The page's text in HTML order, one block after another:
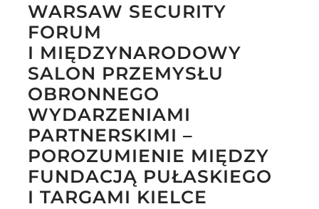
KARIERA
KONTAKT
Szukaj
WARSAW SECURITY
FORUM
I MIĘDZYNARODOWY
SALON PRZEMYSŁU
OBRONNEGO
WYDARZENIAMI
PARTNERSKIMI –
POROZUMIENIE MIĘDZY
FUNDACJĄ PUŁASKIEGO
I TARGAMI KIELCE